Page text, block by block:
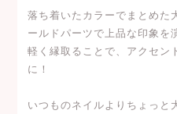
落ち着いたカラーでまとめた
ールドパーツで上品な印象を
軽く縁取ることで、アクセン
に！
いつものネイルよりちょっと